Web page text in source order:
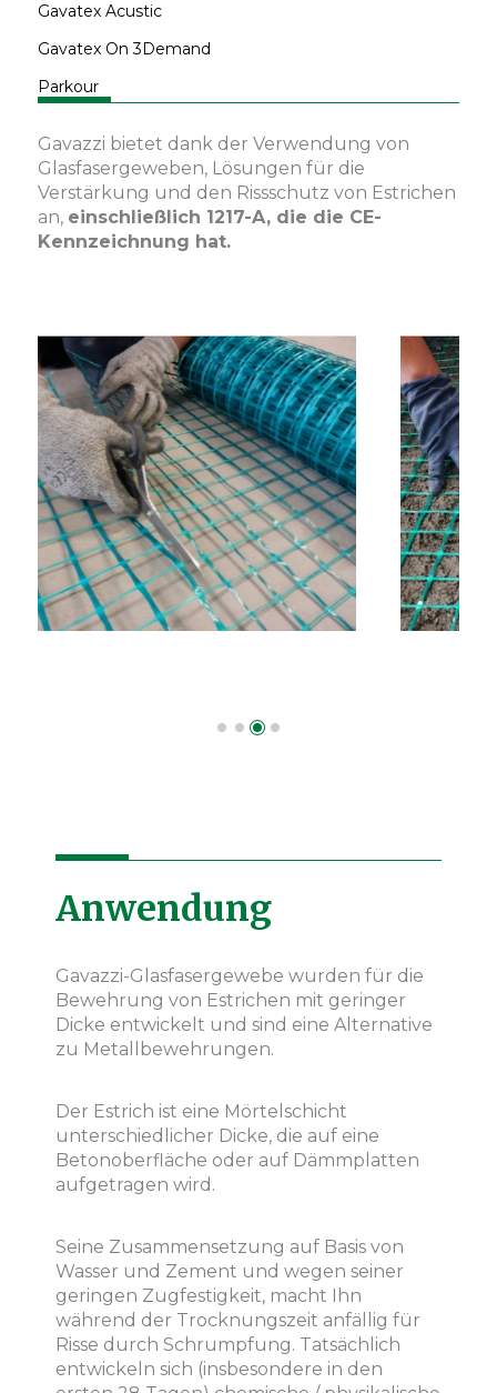
Gavatex Acustic
Gavatex On 3Demand
Parkour
Gavazzi bietet dank der Verwendung von
Glasfasergeweben, Lösungen für die
Verstärkung und den Rissschutz von Estrichen
an, einschließlich 1217-A, die die CE-
Kennzeichnung hat.
Anwendung
Gavazzi-Glasfasergewebe wurden für die
Bewehrung von Estrichen mit geringer
Dicke entwickelt und sind eine Alternative
zu Metallbewehrungen.
Der Estrich ist eine Mörtelschicht
unterschiedlicher Dicke, die auf eine
Betonoberfläche oder auf Dämmplatten
aufgetragen wird.
Seine Zusammensetzung auf Basis von
Wasser und Zement und wegen seiner
geringen Zugfestigkeit, macht Ihn
während der Trocknungszeit anfällig für
Risse durch Schrumpfung. Tatsächlich
entwickeln sich (insbesondere in den